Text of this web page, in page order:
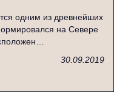
одним из древнейших
на Севере
30.09.2019